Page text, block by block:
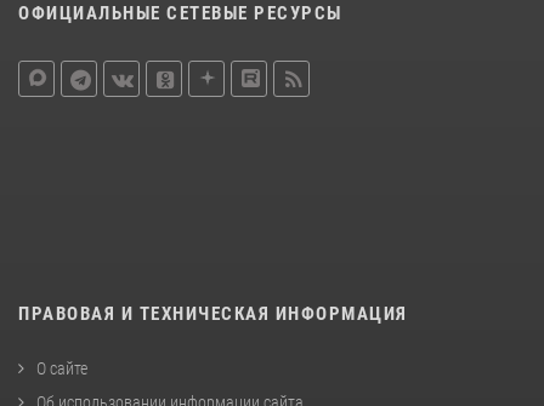
ОФИЦИАЛЬНЫЕ СЕТЕВЫЕ РЕСУРСЫ
ПРАВОВАЯ И ТЕХНИЧЕСКАЯ ИНФОРМАЦИЯ
О сайте
Об использовании информации сайта